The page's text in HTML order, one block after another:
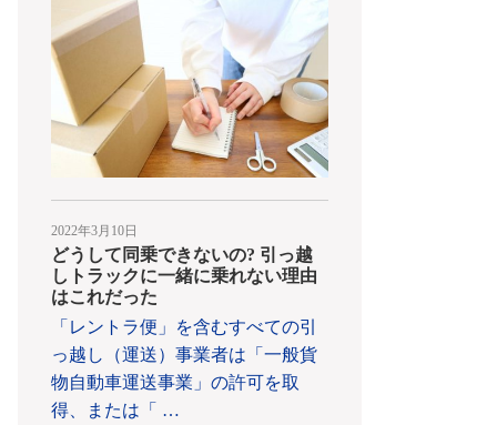
2022年3月10日
どうして同乗できないの? 引っ越
しトラックに一緒に乗れない理由
はこれだった
「レントラ便」を含むすべての引
っ越し（運送）事業者は「一般貨
物自動車運送事業」の許可を取
得、または「 …